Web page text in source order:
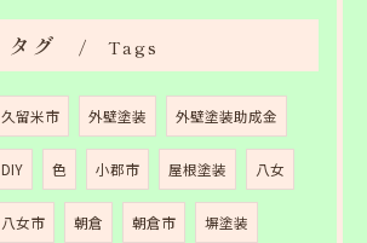
タグ Tags
久留米市 外壁塗装 外壁塗装助成金
DIY 色 小郡市 屋根塗装 八女
八女市 朝倉 朝倉市 塀塗装